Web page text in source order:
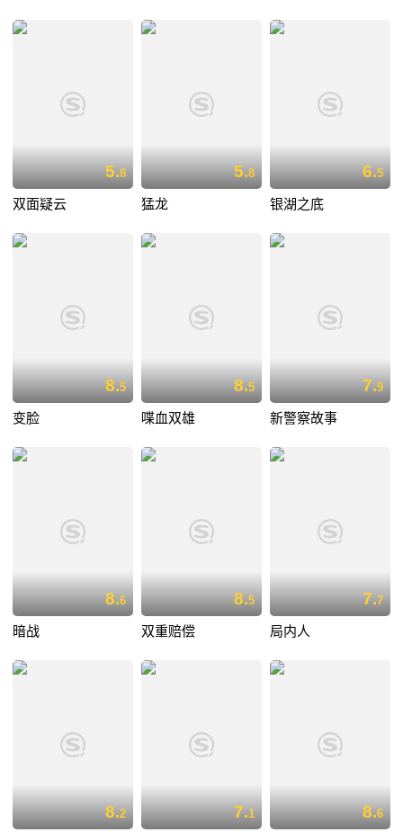
5.8
双面疑云
5.8
猛龙
6.5
银湖之底
8.5
变脸
8.5
喋血双雄
7.9
新警察故事
8.6
暗战
8.5
双重赔偿
7.7
局内人
8.2 7.1 8.6